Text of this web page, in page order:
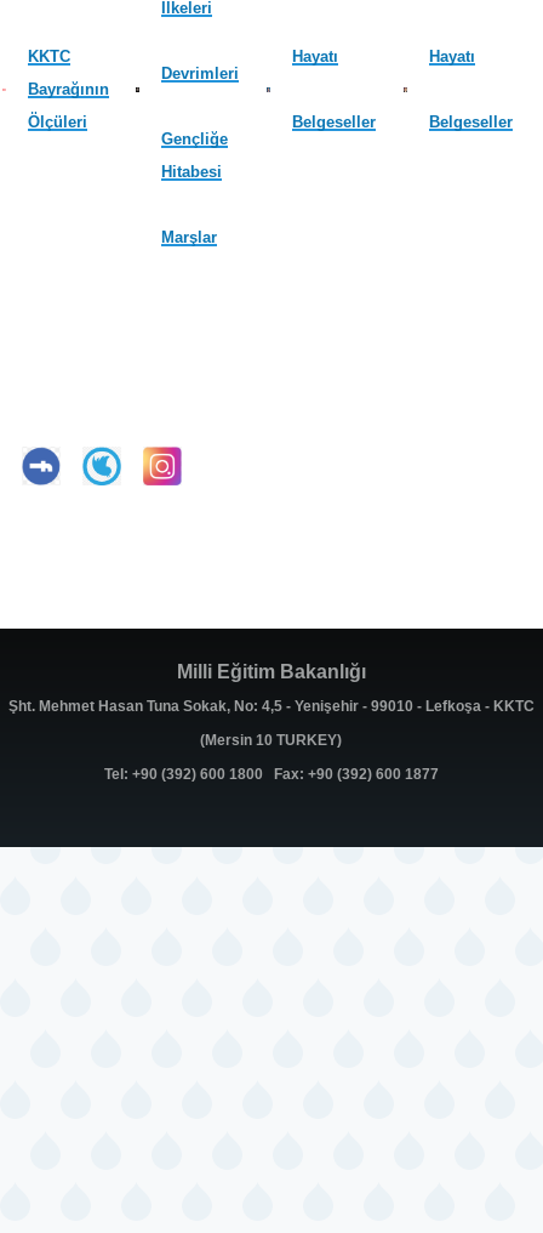
KKTC
Bayrağının
Ölçüleri
İlkeleri
Devrimleri
Gençliğe
Hitabesi
Marşlar
Hayatı
Belgeseller
Hayatı
Belgeseller
Milli Eğitim Bakanlığı
Şht. Mehmet Hasan Tuna Sokak, No: 4,5 - Yenişehir - 99010 - Lefkoşa - KKTC
(Mersin 10 TURKEY)
Tel: +90 (392) 600 1800 Fax: +90 (392) 600 1877